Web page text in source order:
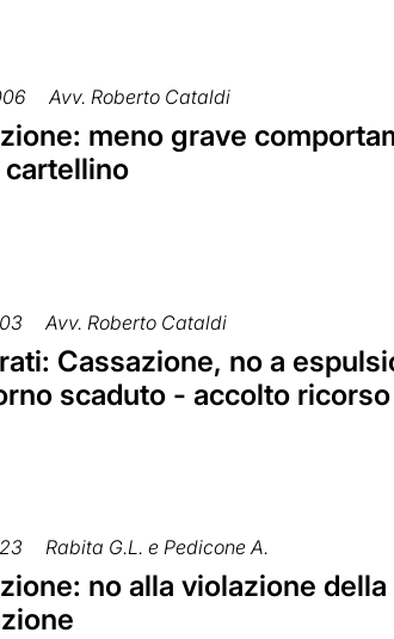
Avv. Roberto Cataldi
meno grave
cartellino
Avv. Roberto Cataldi
Cassazione, no a
scaduto - accolto
Rabita G.L. e Pedicone A.
no alla violazione